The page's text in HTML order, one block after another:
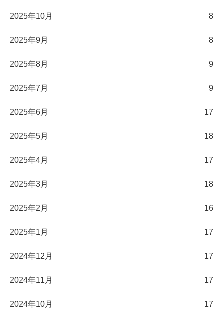
2025年10月 8
2025年9月 8
2025年8月 9
2025年7月 9
2025年6月 17
2025年5月 18
2025年4月 17
2025年3月 18
2025年2月 16
2025年1月 17
2024年12月 17
2024年11月 17
2024年10月 17